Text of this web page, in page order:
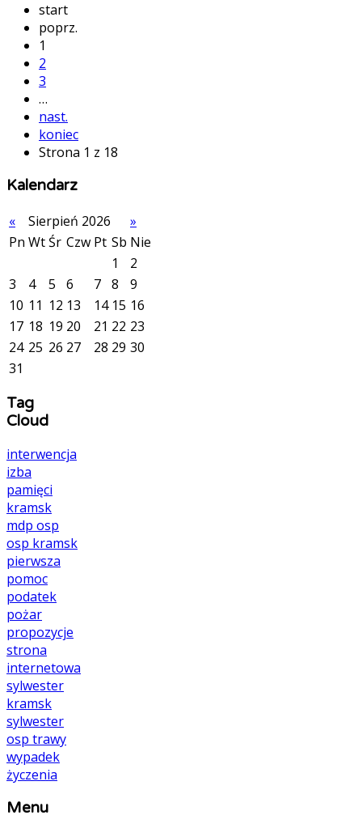
start
poprz.
1
2
3
…
nast.
koniec
Strona 1 z 18
Kalendarz
«
Sierpień 2026
»
Pn WtŚr Czw Pt Sb Nie
1
2
3
4 5 6 7 8
9
10 11 12 13 14 15 16
17 18 19 20 21 22 23
24 25 26 27 28 29 30
31
Tag
Cloud
interwencja
izba
pamięci
kramsk
mdp osp
osp kramsk
pierwsza
pomoc
podatek
pożar
propozycje
strona
internetowa
sylwester
kramsk
sylwester
osp trawy
wypadek
życzenia
Menu